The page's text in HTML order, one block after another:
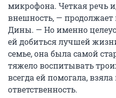
микрофона. Четкая речь
внешность, — продолжает
Дины. — Но именно
ей добиться лучшей
семье, она была самой
тяжело воспитывать
всегда ей помогала, взяла
ответственность.